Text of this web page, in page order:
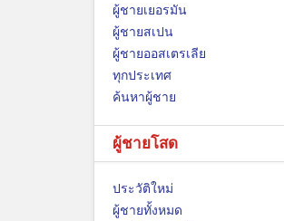
ผู้ชายเยอรมัน
ผู้ชายสเปน
ผู้ชายออสเตรเลีย
ทุกประเทศ
ค้นหาผู้ชาย
ผู้ชายโสด
ประวัติใหม่
ผู้ชายทั้งหมด